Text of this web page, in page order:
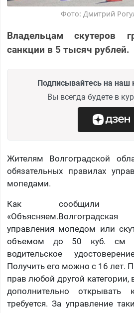
Фото: Дмитрий
Владельцам скутеров
санкции в 5 тысяч рублей.
Подписывайтесь на наш
Вы всегда будете в
Жителям Волгоградской
обязательных правилах
мопедами.
Как сообщили
управления мопедом или
объемом до 50 куб. см
водительское
Получить его можно с 16 лет.
прав любой другой категории,
дополнительно
требуется. За управление